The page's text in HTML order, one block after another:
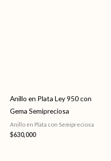
Anillo en Plata Ley 950 con
Gema Semipreciosa
Anillo en Plata con Semipreciosa
$630,000